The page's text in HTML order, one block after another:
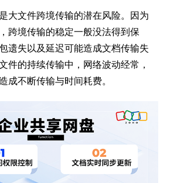
大文件跨境传输的潜在风险。因为
跨境传输的稳定一般没法得到保
遗失以及延迟可能造成文档传输失
件的持续传输中，网络波动经常，
成不断传输与时间耗费。